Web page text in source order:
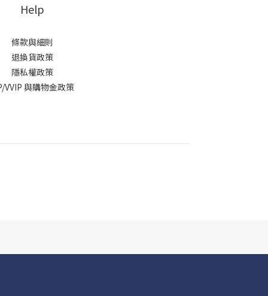
Help
條款與細則
退換貨政策
隱私權政策
VVIP 與購物金政策